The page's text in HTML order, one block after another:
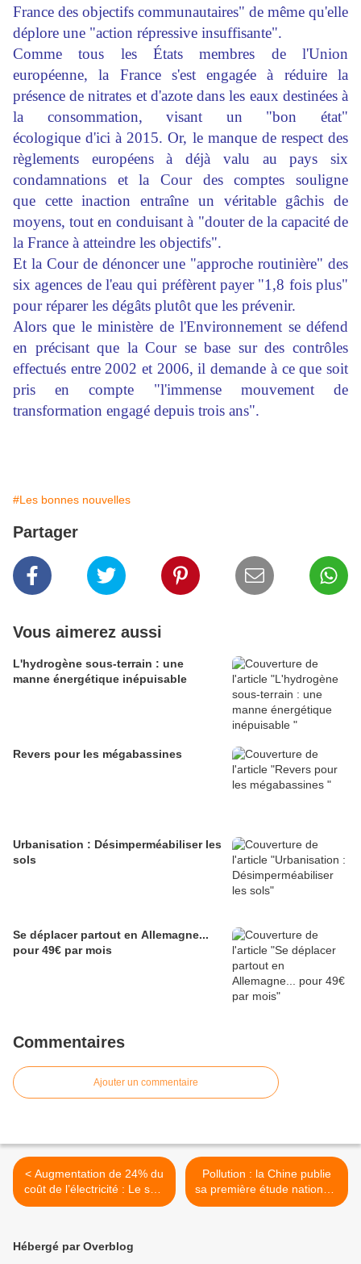
France des objectifs communautaires" de même qu'elle
déplore une "action répressive insuffisante".
Comme tous les États membres de l'Union
européenne, la France s'est engagée à réduire la
présence de nitrates et d'azote dans les eaux destinées à
la consommation, visant un "bon état"
écologique d'ici à 2015. Or, le manque de respect des
règlements européens à déjà valu au pays six
condamnations et la Cour des comptes souligne
que cette inaction entraîne un véritable gâchis de
moyens, tout en conduisant à "douter de la capacité de
la France à atteindre les objectifs".
Et la Cour de dénoncer une "approche routinière" des
six agences de l'eau qui préfèrent payer "1,8 fois plus"
pour réparer les dégâts plutôt que les prévenir.
Alors que le ministère de l'Environnement se défend
en précisant que la Cour se base sur des contrôles
effectués entre 2002 et 2006, il demande à ce que soit
pris en compte "l'immense mouvement de
transformation engagé depuis trois ans".
#Les bonnes nouvelles
Partager
Vous aimerez aussi
L'hydrogène sous-terrain : une
manne énergétique inépuisable
Revers pour les mégabassines
Urbanisation : Désimperméabiliser les
sols
Se déplacer partout en Allemagne...
pour 49€ par mois
Commentaires
Ajouter un commentaire
< Augmentation de 24% du
coût de l’électricité : Le sale
« coup » du nucléaire !
Pollution : la Chine publie
sa première étude nationale
>
Hébergé par Overblog